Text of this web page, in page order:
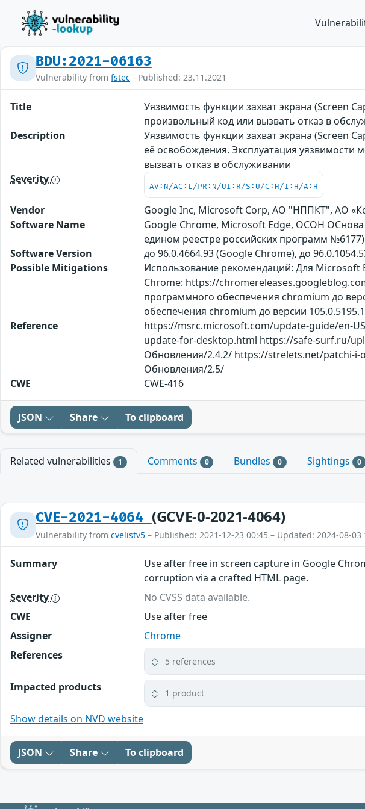
BDU:2021-06163
Vulnerability from fstec - Published: 23.11.2021
Title
Уязвимость функции захват экрана (Screen
произвольный код или вызвать отказ в
Description
Уязвимость функции захват экрана (Screen
её освобождения. Эксплуатация
вызвать отказ в обслуживании
Severity
AV:N/AC:L/PR:N/UI:R/S:U/C:H/I:H/A:H
Vendor
Google Inc, Microsoft Corp, АО "НППКТ", АО
Software Name
Google Chrome, Microsoft Edge, ОСОН
едином реестре российских программ №6177)
Software Version
до 96.0.4664.93 (Google Chrome), до
Possible Mitigations
Использование рекомендаций: Для
Chrome: https://
программного обеспечения chromium до
обеспечения chromium до версии
Reference
https://msrc.microsoft.com/update-guide/en-
update-for-desktop.html https://safe-surf.ru/
Обновления/2.4.2/ https://strelets.net/patchi-
Обновления/2.5/
CWE
CWE-416
JSON Share To clipboard
Related vulnerabilities 1 Comments 0 Bundles 0 Sightings 0
CVE-2021-4064 (GCVE-0-2021-4064)
Vulnerability from cvelistv5 – Published: 2021-12-23 00:45 – Updated: 2024-08-03
Summary
Use after free in screen capture in Google
corruption via a crafted HTML page.
Severity
No CVSS data available.
CWE
Use after free
Assigner
Chrome
References
5 references
Impacted products 1 product
Show details on NVD website
JSON Share To clipboard